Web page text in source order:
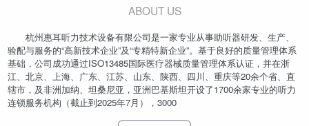
ABOUT US
杭州惠耳听力技术设备有限公司是一家专业从事助听器研发、生产、
验配与服务的“高新技术企业”及“专精特新企业”。基于良好的质量管理体系
基础，公司成功通过ISO13485国际医疗器械质量管理体系认证，并在浙
江、北京、上海、广东、江苏、山东、陕西、四川、重庆等20余个省、直
辖市，及非洲加纳、坦桑尼亚，亚洲巴基斯坦开设了1700余家专业的听力
连锁服务机构（截止到2025年7月），3000